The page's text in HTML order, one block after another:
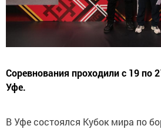
Соревнования проходили с 19 по
Уфе.
В Уфе состоялся Кубок мира по